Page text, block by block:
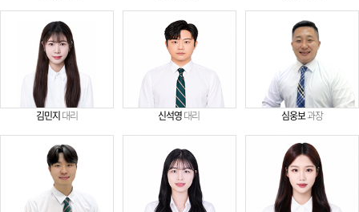
김민지대리 신석영대리 심웅보과장